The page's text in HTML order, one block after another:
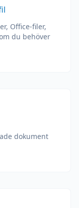
Office-filer,
du behöver
dokument